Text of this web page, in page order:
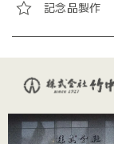
記念品製作